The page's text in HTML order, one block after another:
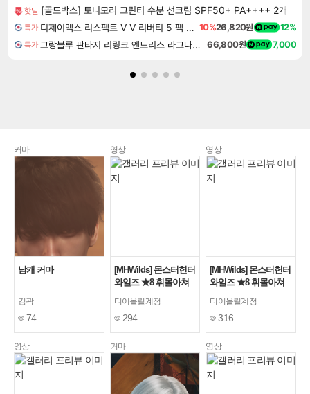
핫딜 [골드박스] 토니모리 그린티 수분 선크림 SPF50+ PA++++ 2개
특가 디제이맥스 리스펙트 V V 리버티 5 팩 DJMAX RESPECT V V Liberty 5 Pack DLC 10%26,820원 12%
특가 그랑블루 판타지 리링크 엔드리스 라그나로크 Granblue Fantasy Relink Endless Ragnarok 66,800원 7,000
커마
남캐 커마
김곽
74
영상
[MHWilds] 몬스터헌터
와일즈 ★8 휘몰아쳐
왕 레다우 활 솔로
02'25"97
티어올릴계정
294
영상
[MHWilds] 몬스터헌터
와일즈 ★8 휘몰아쳐
왕 레다우 활 솔로
02'32"62
티어올릴계정
316
영상 커마 영상